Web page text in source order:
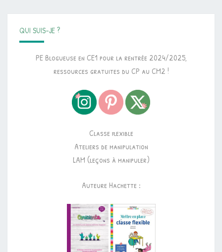
QUI SUIS-JE ?
PE Blogueuse en CE1 pour la rentrée 2024/2025,
ressources gratuites du CP au CM2 !
Classe flexible
Ateliers de manipulation
LAM (leçons à manipuler)
Auteure Hachette :